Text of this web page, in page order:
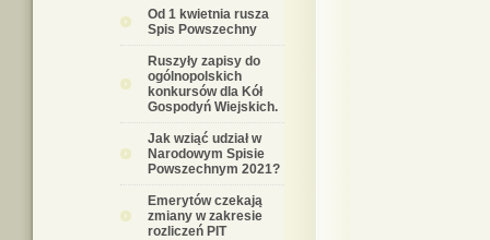
Od 1 kwietnia rusza
Spis Powszechny
Ruszyły zapisy do
ogólnopolskich
konkursów dla Kół
Gospodyń Wiejskich.
Jak wziąć udział w
Narodowym Spisie
Powszechnym 2021?
Emerytów czekają
zmiany w zakresie
rozliczeń PIT